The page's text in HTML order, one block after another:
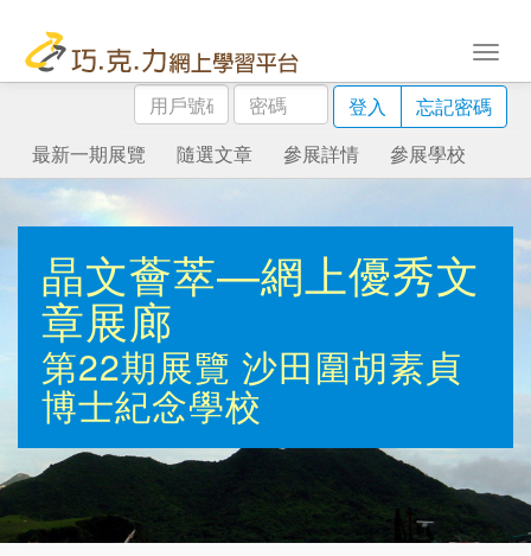
用
戶
號
碼
密
碼
登入
忘記密碼
最新一期展覽
隨選文章 參展詳情 參展學校
晶文薈萃—網上優秀文
章展廊
第22期展覽 沙田圍胡素貞
博士紀念學校